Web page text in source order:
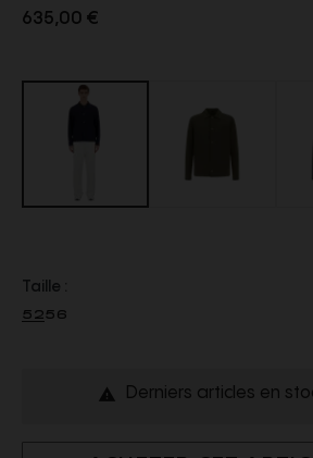
635,00 €
Taille :
5256
 Derniers articles en